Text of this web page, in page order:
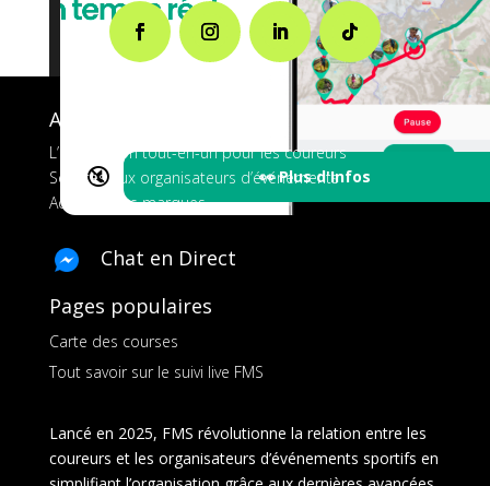
🔇 👀 Plus d'Infos
A propos de FMS
L’application tout-en-un pour les coureurs
Services aux organisateurs d’événements
Ads pour les marques
Chat en Direct
Pages populaires
Carte des courses
Tout savoir sur le suivi live FMS
Lancé en 2025, FMS révolutionne la relation entre les
coureurs et les organisateurs d’événements sportifs en